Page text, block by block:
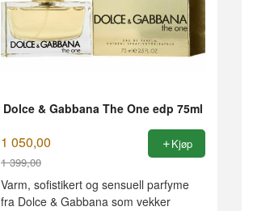
Dolce & Gabbana The One edp 75ml
1 050,00
1 399,00
Rabatt
Kjøp
Varm, sofistikert og sensuell parfyme
fra Dolce & Gabbana som vekker